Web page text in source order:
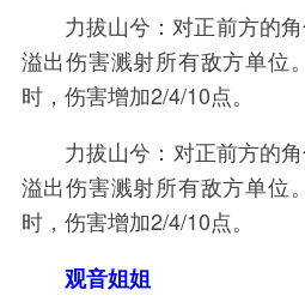
力拔山兮：对正前方的角
溢出伤害溅射所有敌方单位
时，伤害增加2/4/10点。
力拔山兮：对正前方的角
溢出伤害溅射所有敌方单位
时，伤害增加2/4/10点。
观音姐姐